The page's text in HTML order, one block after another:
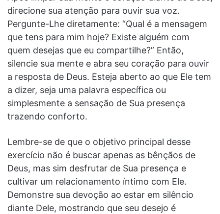
direcione sua atenção para ouvir sua voz.
Pergunte-Lhe diretamente: “Qual é a mensagem
que tens para mim hoje? Existe alguém com
quem desejas que eu compartilhe?” Então,
silencie sua mente e abra seu coração para ouvir
a resposta de Deus. Esteja aberto ao que Ele tem
a dizer, seja uma palavra específica ou
simplesmente a sensação de Sua presença
trazendo conforto.
Lembre-se de que o objetivo principal desse
exercício não é buscar apenas as bênçãos de
Deus, mas sim desfrutar de Sua presença e
cultivar um relacionamento íntimo com Ele.
Demonstre sua devoção ao estar em silêncio
diante Dele, mostrando que seu desejo é